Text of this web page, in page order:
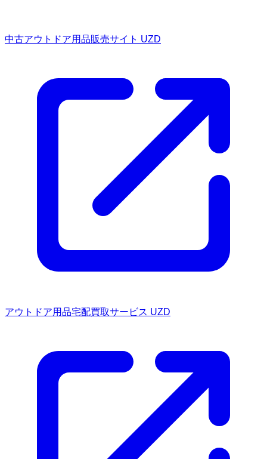
中古アウトドア用品販売サイト UZD
アウトドア用品宅配買取サービス UZD